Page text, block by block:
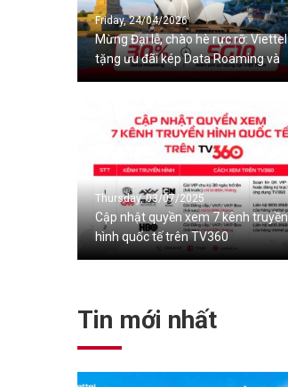
Friday, 24/04/2026
Mừng Đại lễ, chào hè rực rỡ: Viettel
tặng ưu đãi kép Data Roaming và
Data 5G trong nước
Thursday, 03/07/2025
Cập nhật quyền xem 7 kênh truyền
hình quốc tế trên TV360
Tin mới nhất